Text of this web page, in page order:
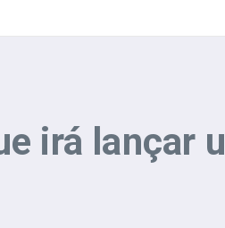
irá lançar